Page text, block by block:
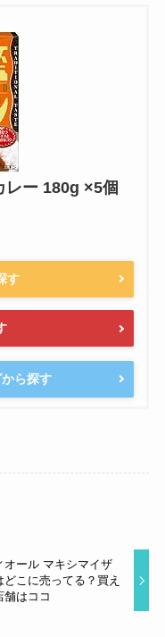
レー 180g ×5個
す
ら探す
オール マキシマイザ
どこに売ってる？買え
舗はココ